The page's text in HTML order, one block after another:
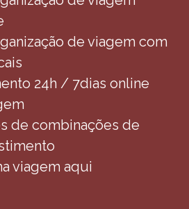
de viagem com
24h / 7dias online
de combinações de
viagem aqui